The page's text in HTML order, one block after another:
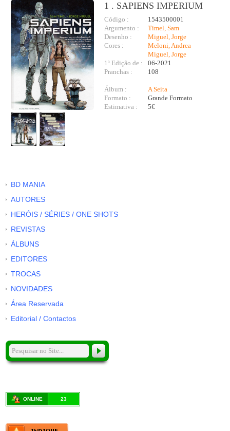
1 . SAPIENS IMPERIUM
Código :
1543500001
Argumento :
Timel, Sam
Desenho :
Miguel, Jorge
Cores :
Meloni, Andrea
Miguel, Jorge
1ª Edição de :
06-2021
Pranchas :
108
Álbum :
A Seita
Formato :
Grande Formato
Estimativa :
5€
BD MANIA
AUTORES
HERÓIS / SÉRIES / ONE SHOTS
REVISTAS
ÁLBUNS
EDITORES
TROCAS
NOVIDADES
Área Reservada
Editorial / Contactos
ONLINE 23